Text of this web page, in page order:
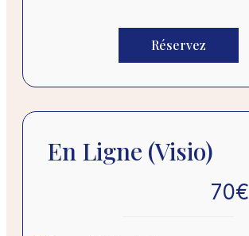
Réservez
En Ligne (visio)
70€